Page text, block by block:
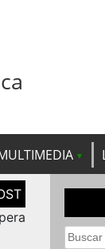
Buscar: